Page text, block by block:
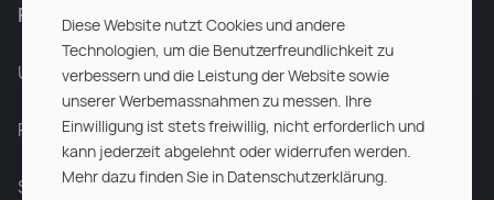
Für Unternehmen
Unsere Dienstleistungen
Partnerunternehmen
Sitemap
Diese Website nutzt Cookies und andere
Technologien, um die Benutzerfreundlichkeit zu
verbessern und die Leistung der Website sowie
unserer Werbemassnahmen zu messen. Ihre
Einwilligung ist stets freiwillig, nicht erforderlich und
kann jederzeit abgelehnt oder widerrufen werden.
Mehr dazu finden Sie in Datenschutzerklärung.